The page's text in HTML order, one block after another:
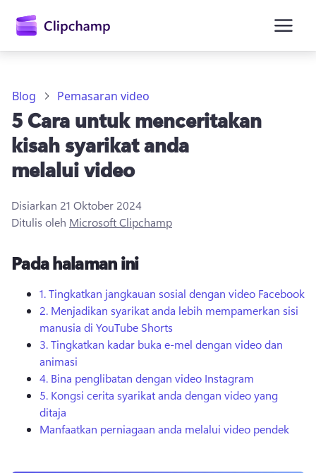
utama
Daftar masuk
Blog Pemasaran video
5 Cara untuk menceritakan
kisah syarikat anda
melalui video
Disiarkan 21 Oktober 2024
Ditulis oleh Microsoft Clipchamp
Pada halaman ini
1. Tingkatkan jangkauan sosial dengan video Facebook
2. Menjadikan syarikat anda lebih mempamerkan sisi
manusia di YouTube Shorts
3. Tingkatkan kadar buka e-mel dengan video dan
animasi
4. Bina penglibatan dengan video Instagram
5. Kongsi cerita syarikat anda dengan video yang
ditaja
Manfaatkan perniagaan anda melalui video pendek